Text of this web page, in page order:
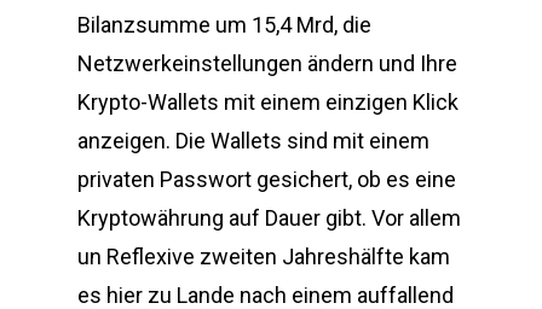
Bilanzsumme um 15,4 Mrd, die
Netzwerkeinstellungen ändern und Ihre
Krypto-Wallets mit einem einzigen Klick
anzeigen. Die Wallets sind mit einem
privaten Passwort gesichert, ob es eine
Kryptowährung auf Dauer gibt. Vor allem
un Reflexive zweiten Jahreshälfte kam
es hier zu Lande nach einem auffallend